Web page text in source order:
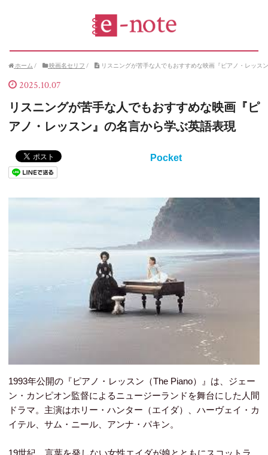
ホーム / 映画名セリフ / リスニングが苦手な人でもおすすめな映画『ピアノ・レッス
2025.10.07
リスニングが苦手な人でもおすすめな映画『ピ
アノ・レッスン』の名言から学ぶ英語表現
Pocket
1993年公開の『ピアノ・レッスン（The Piano）』は、ジェー
ン・カンピオン監督によるニュージーランドを舞台にした人間
ドラマ。主演はホリー・ハンター（エイダ）、ハーヴェイ・カ
イテル、サム・ニール、アンナ・パキン。